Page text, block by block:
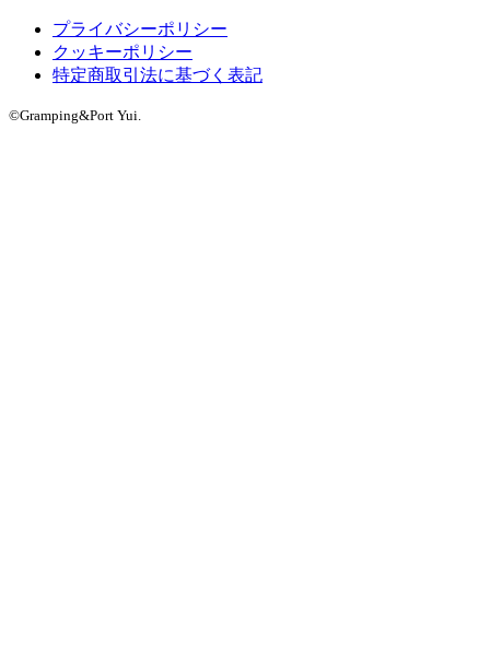
プライバシーポリシー
クッキーポリシー
特定商取引法に基づく表記
©Gramping&Port Yui.